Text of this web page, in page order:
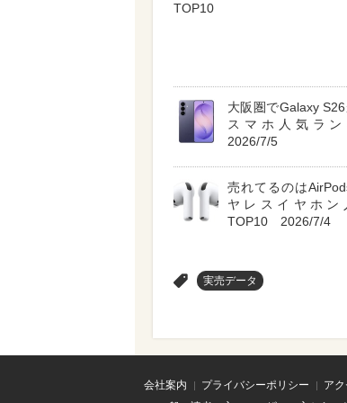
TOP10
大阪圏でGalaxy
スマホ人気ラ
2026/7/5
売れてるのは
ヤレスイヤホン
TOP10 2026/7/4
実売データ
会社案内 プライバシーポリシー ア